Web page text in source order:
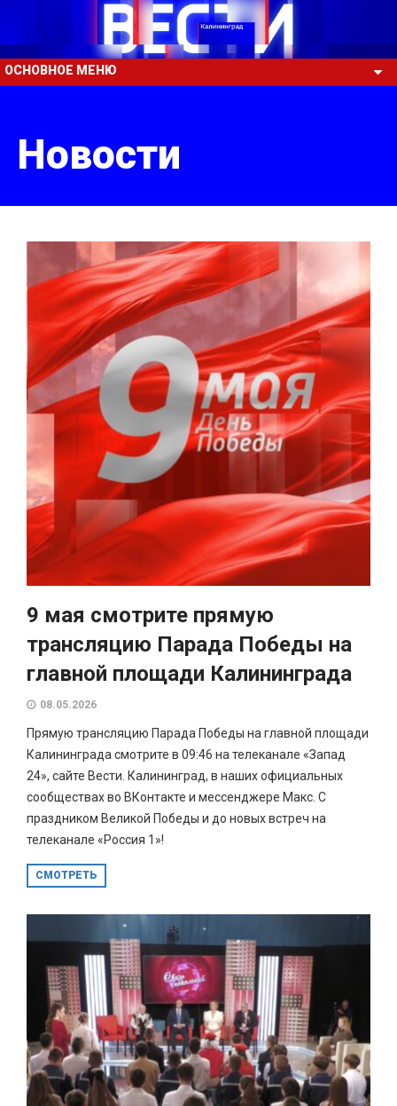
ОСНОВНОЕ МЕНЮ
Новости
9 мая смотрите прямую
трансляцию Парада Победы на
главной площади Калининграда
08.05.2026
Прямую трансляцию Парада Победы на главной площади
Калининграда смотрите в 09:46 на телеканале «Запад
24», сайте Вести. Калининград, в наших официальных
сообществах во ВКонтакте и мессенджере Макс. С
праздником Великой Победы и до новых встреч на
телеканале «Россия 1»!
СМОТРЕТЬ